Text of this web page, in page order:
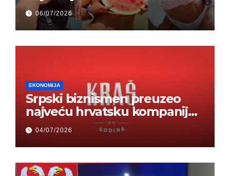
odjednom – „Doktor mi je
rekao…“ (FOTO)
06/07/2026
EKONOMIJA
Srpski biznismen preuzeo
najveću hrvatsku kompaniju i
ponos zemlje – Hrvati ne
mogu da veruju
04/07/2026